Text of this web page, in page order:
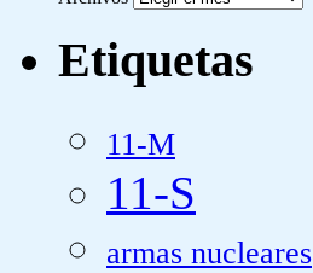
Etiquetas
11-M
11-S
armas nucleares